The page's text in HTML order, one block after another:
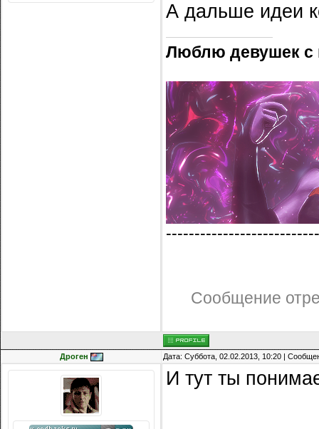
А дальше идеи
Люблю девушек с
Сообщение
Дроген Дата: Суббота, 02.02.2013, 10:20 |
И тут ты